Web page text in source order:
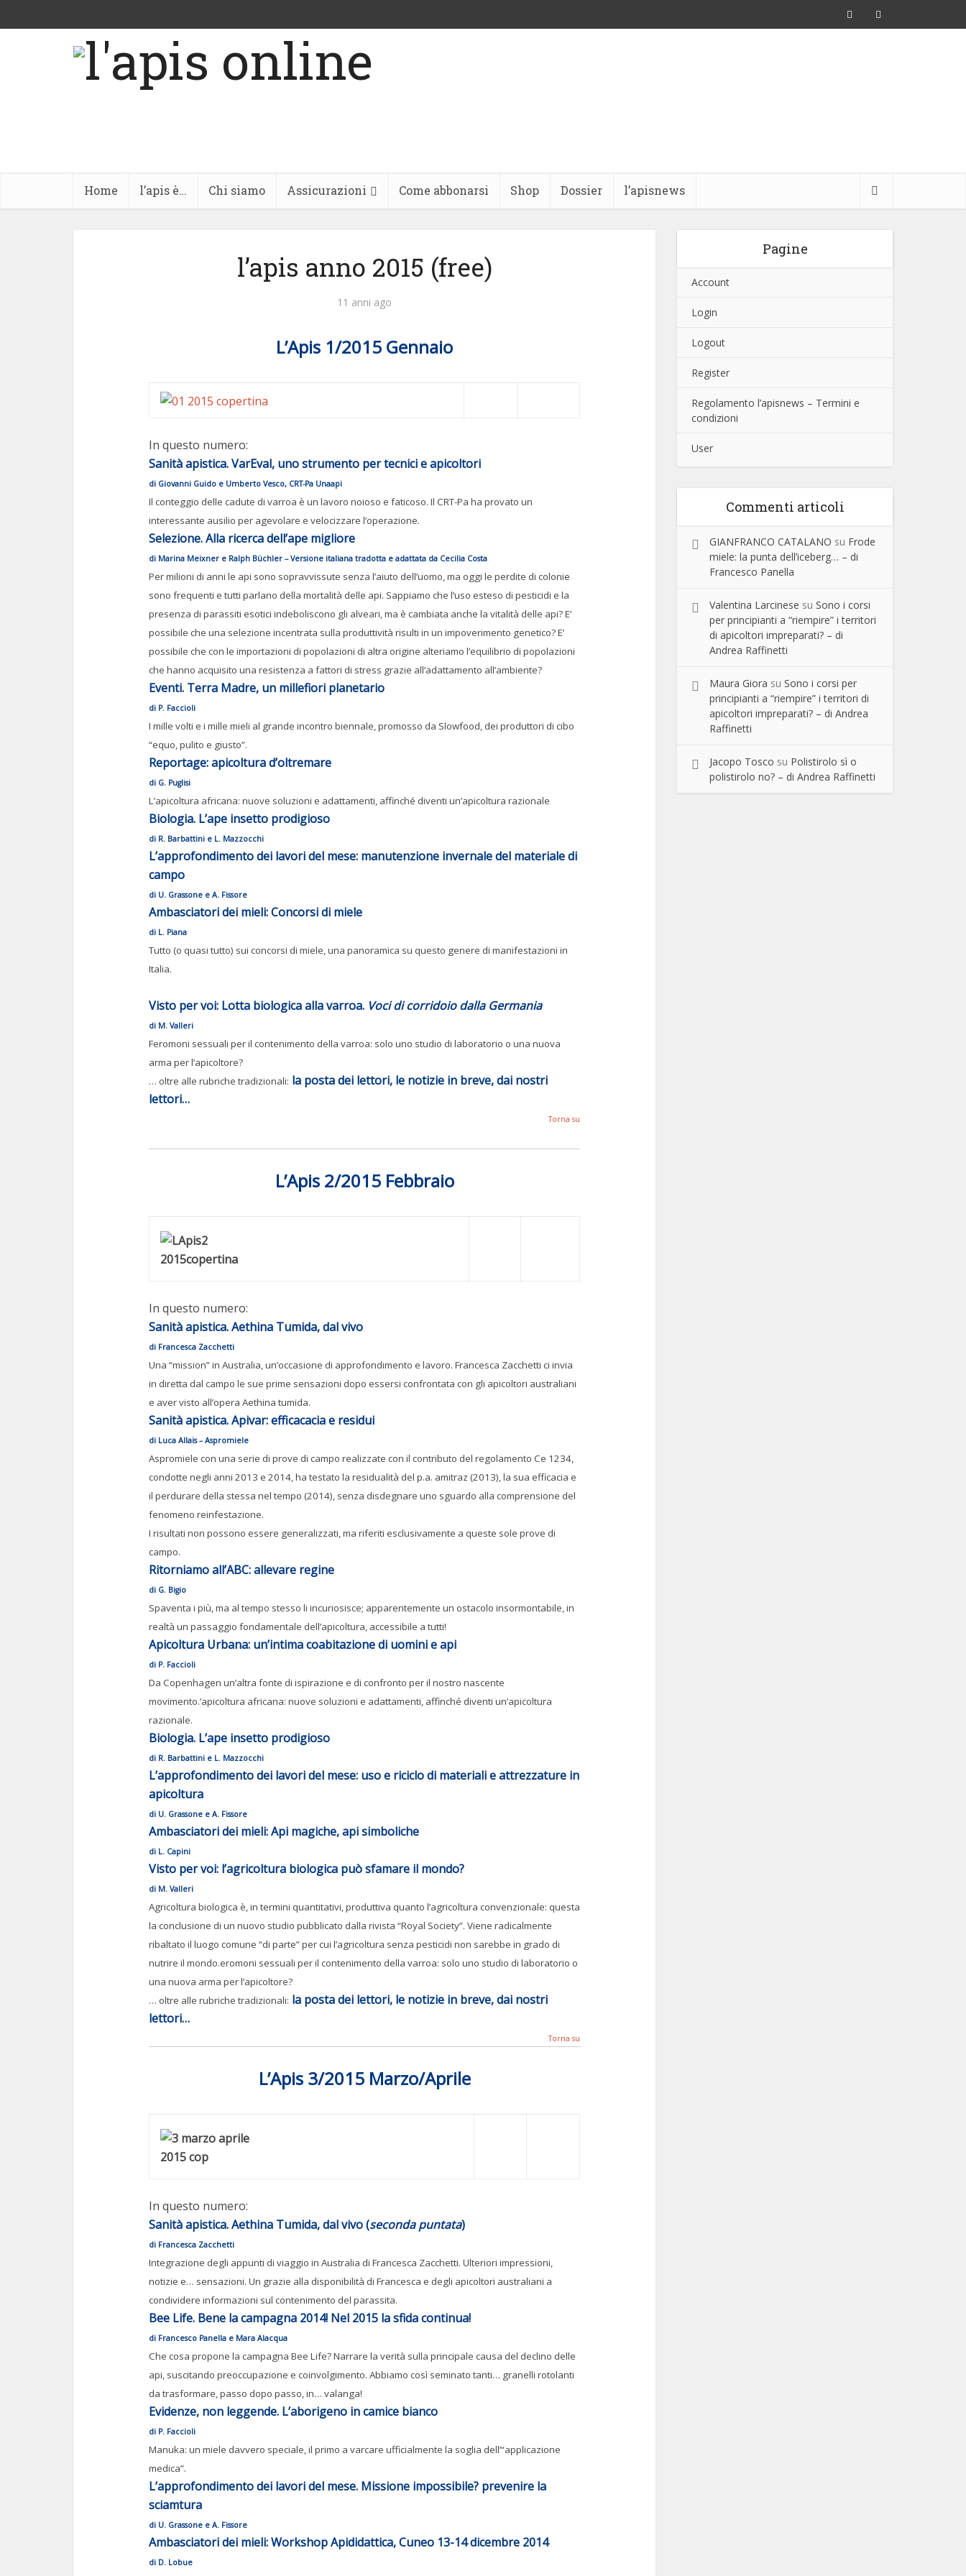
Home l’apis è… Chi siamo Assicurazioni Come abbonarsi Shop Dossier l’apisnews
l’apis anno 2015 (free)
11 anni ago
L’Apis 1/2015 Gennaio
In questo numero:
Sanità apistica. VarEval, uno strumento per tecnici e apicoltori
di Giovanni Guido e Umberto Vesco, CRT-Pa Unaapi
Il conteggio delle cadute di varroa è un lavoro noioso e faticoso. Il CRT-Pa ha provato un
interessante ausilio per agevolare e velocizzare l’operazione.
Selezione. Alla ricerca dell’ape migliore
di Marina Meixner e Ralph Büchler – Versione italiana tradotta e adattata da Cecilia Costa
Per milioni di anni le api sono sopravvissute senza l’aiuto dell’uomo, ma oggi le perdite di colonie
sono frequenti e tutti parlano della mortalità delle api. Sappiamo che l’uso esteso di pesticidi e la
presenza di parassiti esotici indeboliscono gli alveari, ma è cambiata anche la vitalità delle api? E’
possibile che una selezione incentrata sulla produttività risulti in un impoverimento genetico? E’
possibile che con le importazioni di popolazioni di altra origine alteriamo l’equilibrio di popolazioni
che hanno acquisito una resistenza a fattori di stress grazie all’adattamento all’ambiente?
Eventi. Terra Madre, un millefiori planetario
di P. Faccioli
I mille volti e i mille mieli al grande incontro biennale, promosso da Slowfood, dei produttori di cibo
“equo, pulito e giusto”.
Reportage: apicoltura d’oltremare
di G. Puglisi
L’apicoltura africana: nuove soluzioni e adattamenti, affinché diventi un’apicoltura razionale
Biologia. L’ape insetto prodigioso
di R. Barbattini e L. Mazzocchi
L’approfondimento dei lavori del mese: manutenzione invernale del materiale di
campo
di U. Grassone e A. Fissore
Ambasciatori dei mieli: Concorsi di miele
di L. Piana
Tutto (o quasi tutto) sui concorsi di miele, una panoramica su questo genere di manifestazioni in
Italia.
Visto per voi: Lotta biologica alla varroa. Voci di corridoio dalla Germania
di M. Valleri
Feromoni sessuali per il contenimento della varroa: solo uno studio di laboratorio o una nuova
arma per l’apicoltore?
… oltre alle rubriche tradizionali: la posta dei lettori, le notizie in breve, dai nostri
lettori…
Torna su
L’Apis 2/2015 Febbraio
In questo numero:
Sanità apistica. Aethina Tumida, dal vivo
di Francesca Zacchetti
Una “mission” in Australia, un’occasione di approfondimento e lavoro. Francesca Zacchetti ci invia
in diretta dal campo le sue prime sensazioni dopo essersi confrontata con gli apicoltori australiani
e aver visto all’opera Aethina tumida.
Sanità apistica. Apivar: efficacacia e residui
di Luca Allais – Aspromiele
Aspromiele con una serie di prove di campo realizzate con il contributo del regolamento Ce 1234,
condotte negli anni 2013 e 2014, ha testato la residualità del p.a. amitraz (2013), la sua efficacia e
il perdurare della stessa nel tempo (2014), senza disdegnare uno sguardo alla comprensione del
fenomeno reinfestazione.
I risultati non possono essere generalizzati, ma riferiti esclusivamente a queste sole prove di
campo.
Ritorniamo all’ABC: allevare regine
di G. Bigio
Spaventa i più, ma al tempo stesso li incuriosisce; apparentemente un ostacolo insormontabile, in
realtà un passaggio fondamentale dell’apicoltura, accessibile a tutti!
Apicoltura Urbana: un’intima coabitazione di uomini e api
di P. Faccioli
Da Copenhagen un’altra fonte di ispirazione e di confronto per il nostro nascente
movimento.’apicoltura africana: nuove soluzioni e adattamenti, affinché diventi un’apicoltura
razionale.
Biologia. L’ape insetto prodigioso
di R. Barbattini e L. Mazzocchi
L’approfondimento dei lavori del mese: uso e riciclo di materiali e attrezzature in
apicoltura
di U. Grassone e A. Fissore
Ambasciatori dei mieli: Api magiche, api simboliche
di L. Capini
Visto per voi: l’agricoltura biologica può sfamare il mondo?
di M. Valleri
Agricoltura biologica è, in termini quantitativi, produttiva quanto l’agricoltura convenzionale: questa
la conclusione di un nuovo studio pubblicato dalla rivista “Royal Society”. Viene radicalmente
ribaltato il luogo comune “di parte” per cui l’agricoltura senza pesticidi non sarebbe in grado di
nutrire il mondo.eromoni sessuali per il contenimento della varroa: solo uno studio di laboratorio o
una nuova arma per l’apicoltore?
… oltre alle rubriche tradizionali: la posta dei lettori, le notizie in breve, dai nostri
lettori…
Torna su
L’Apis 3/2015 Marzo/Aprile
In questo numero:
Sanità apistica. Aethina Tumida, dal vivo (seconda puntata)
di Francesca Zacchetti
Integrazione degli appunti di viaggio in Australia di Francesca Zacchetti. Ulteriori impressioni,
notizie e… sensazioni. Un grazie alla disponibilità di Francesca e degli apicoltori australiani a
condividere informazioni sul contenimento del parassita.
Bee Life. Bene la campagna 2014! Nel 2015 la sfida continua!
di Francesco Panella e Mara Alacqua
Che cosa propone la campagna Bee Life? Narrare la verità sulla principale causa del declino delle
api, suscitando preoccupazione e coinvolgimento. Abbiamo così seminato tanti… granelli rotolanti
da trasformare, passo dopo passo, in… valanga!
Evidenze, non leggende. L’aborigeno in camice bianco
di P. Faccioli
Manuka: un miele davvero speciale, il primo a varcare ufficialmente la soglia dell’“applicazione
medica”.
L’approfondimento dei lavori del mese. Missione impossibile? prevenire la
sciamtura
di U. Grassone e A. Fissore
Ambasciatori dei mieli: Workshop Apididattica, Cuneo 13-14 dicembre 2014
di D. Lobue
Pagine
Account
Login
Logout
Register
Regolamento l’apisnews – Termini e
condizioni
User
Commenti articoli
GIANFRANCO CATALANO su Frode
miele: la punta dell’iceberg… – di
Francesco Panella
Valentina Larcinese su Sono i corsi
per principianti a “riempire” i territori
di apicoltori impreparati? – di
Andrea Raffinetti
Maura Giora su Sono i corsi per
principianti a “riempire” i territori di
apicoltori impreparati? – di Andrea
Raffinetti
Jacopo Tosco su Polistirolo sì o
polistirolo no? – di Andrea Raffinetti